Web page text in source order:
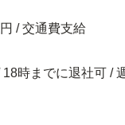
/ 交通費支給
18時までに退社可 /